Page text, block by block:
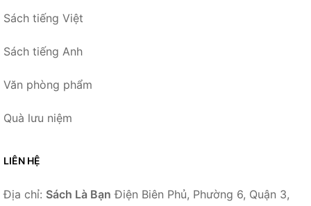
Sách tiếng Việt
Sách tiếng Anh
Văn phòng phẩm
Quà lưu niệm
LIÊN HỆ
Địa chỉ: Sách Là Bạn Điện Biên Phủ, Phường 6, Quận 3,